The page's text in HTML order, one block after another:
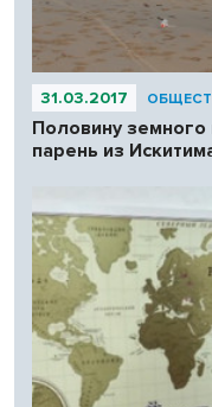
31.03.2017
Половину
парень из